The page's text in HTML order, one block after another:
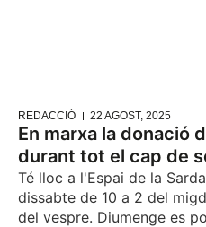
REDACCIÓ 22 AGOST, 2025
En marxa la donació
durant tot el cap de
Té lloc a l'Espai de la
dissabte de 10 a 2 del
del vespre. Diumenge es